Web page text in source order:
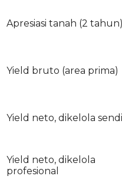
Apresiasi tanah (2 tahun)
Yield bruto (area prima)
Yield neto, dikelola
Yield neto, dikelola
profesional